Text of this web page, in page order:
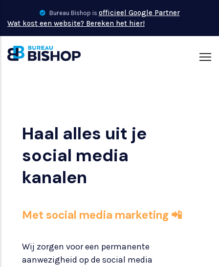
en
naar
de
Bureau Bishop is officieel Google Partner
Wat kost een website? Bereken het hier!
Haal alles uit je
social media
kanalen
Met social media marketing 📲
Wij zorgen voor een permanente
aanwezigheid op de social media